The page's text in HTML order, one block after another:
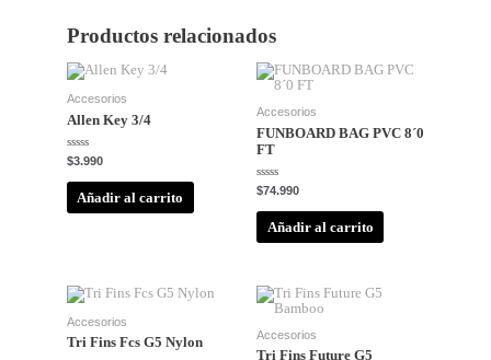
Productos relacionados
Accesorios
Allen Key 3/4
Valorado
con
0
$3.990
Añadir al carrito
Accesorios
FUNBOARD BAG PVC 8´0
FT
Valorado
con
0
$74.990
Añadir al carrito
Accesorios
Tri Fins Fcs G5 Nylon
Accesorios
Tri Fins Future G5